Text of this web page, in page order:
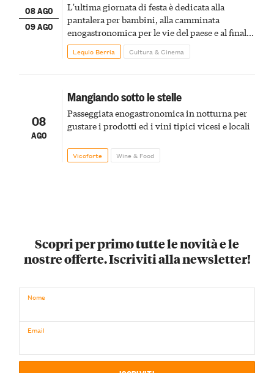
08 AGO
09 AGO
L'ultima giornata di festa è dedicata alla
pantalera per bambini, alla camminata
enogastronomica per le vie del paese e al finale
pirotecnico
Lequio Berria Cultura & Cinema
08
AGO
Mangiando sotto le stelle
Passeggiata enogastronomica in notturna per
gustare i prodotti ed i vini tipici vicesi e locali
Vicoforte Wine & Food
Scopri per primo tutte le novità e le
nostre offerte. Iscriviti alla newsletter!
Nome
Email